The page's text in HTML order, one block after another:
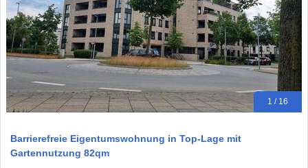
1 / 16
Barrierefreie Eigentumswohnung in Top-Lage mit
Gartennutzung 82qm